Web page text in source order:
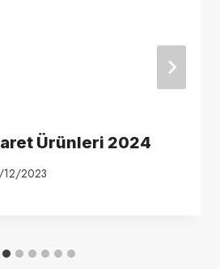
Ürünleri 2024
12/2023